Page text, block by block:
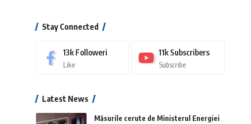
Stay Connected
13k Followeri
Like
11k Subscribers
Subscribe
Latest News
Măsurile cerute de Ministerul Energiei